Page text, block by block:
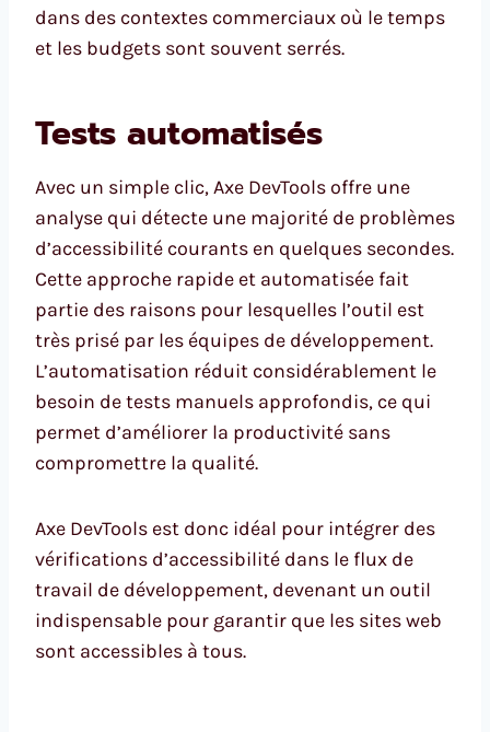
dans des contextes commerciaux où le temps
et les budgets sont souvent serrés.
Tests automatisés
Avec un simple clic, Axe DevTools offre une
analyse qui détecte une majorité de problèmes
d’accessibilité courants en quelques secondes.
Cette approche rapide et automatisée fait
partie des raisons pour lesquelles l’outil est
très prisé par les équipes de développement.
L’automatisation réduit considérablement le
besoin de tests manuels approfondis, ce qui
permet d’améliorer la productivité sans
compromettre la qualité.
Axe DevTools est donc idéal pour intégrer des
vérifications d’accessibilité dans le flux de
travail de développement, devenant un outil
indispensable pour garantir que les sites web
sont accessibles à tous.